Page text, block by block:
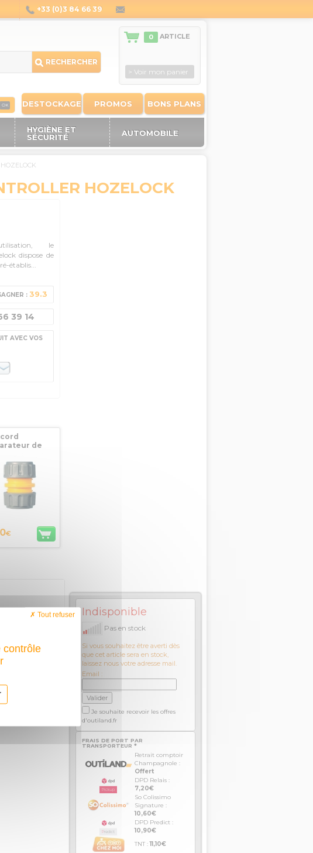
+33 (0)3 84 66 39
DESTOCKAGE PROMOS BONS PLANS
OK
RECHERCHER
0 ARTICLE
> Voir mon panier
HYGIÈNE ET
SÉCURITÉ
AUTOMOBILE
HOZELOCK
le
dispose de
établis...
: 39.3
39 14
AVEC VOS
Indisponible
Pas en stock
Si vous souhaitez être averti dès
que cet article sera en stock,
laissez nous votre adresse mail.
Email :
Je souhaite recevoir les offres
d'outiland.fr
FRAIS DE PORT PAR
TRANSPORTEUR *
Retrait comptoir
Champagnole :
Offert
DPD Relais :
7,20€
So Colissimo
Signature :
10,60€
DPD Predict :
10,90€
TNT :11,10€
de
mm (3/4’’)
€
par jours.
en vacances
robinet.
contrôle
Tout refuser